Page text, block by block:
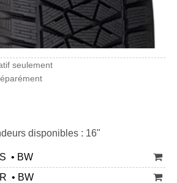
seulement
disponibles : 16"
• BW
• BW